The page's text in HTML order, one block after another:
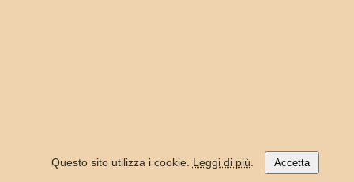
Questo sito utilizza i cookie. Leggi di più Accetta